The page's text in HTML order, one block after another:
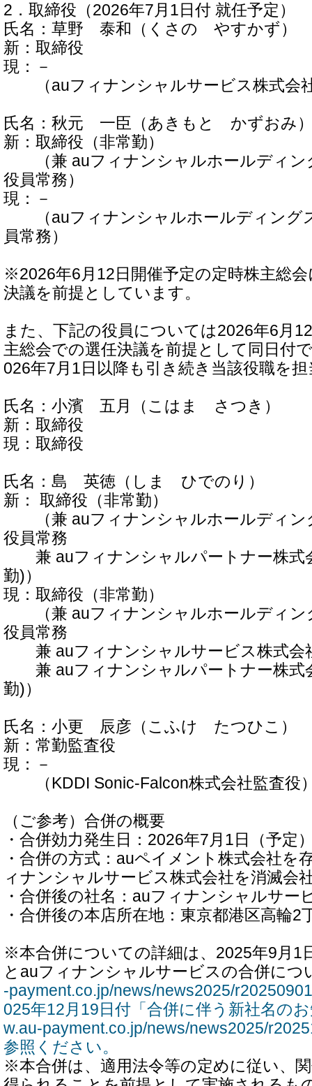
2．取締役（2026年7月1日付 就任予定）
氏名：草野 泰和（くさの やすかず）
新：取締役
現：－
（auフィナンシャルサービス株式会
氏名：秋元 一臣（あきもと かずおみ
新：取締役（非常勤）
（兼 auフィナンシャルホールディン
役員常務）
現：－
（auフィナンシャルホールディング
員常務）
※2026年6月12日開催予定の定時株主総
決議を前提としています。
また、下記の役員については2026年6月
主総会での選任決議を前提として同日付
026年7月1日以降も引き続き当該役職を
氏名：小濱 五月（こはま さつき）
新：取締役
現：取締役
氏名：島 英徳（しま ひでのり）
新： 取締役（非常勤）
（兼 auフィナンシャルホールディン
役員常務
兼 auフィナンシャルパートナー株式
勤)）
現：取締役（非常勤）
（兼 auフィナンシャルホールディン
役員常務
兼 auフィナンシャルサービス株式会
兼 auフィナンシャルパートナー株式
勤)）
氏名：小更 辰彦（こふけ たつひこ）
新：常勤監査役
現：－
（KDDI Sonic-Falcon株式会社監査役
（ご参考）合併の概要
・合併効力発生日：2026年7月1日（予定
・合併の方式：auペイメント株式会社を
ィナンシャルサービス株式会社を消滅会
・合併後の社名：auフィナンシャルサー
・合併後の本店所在地：東京都港区高輪2
※本合併についての詳細は、2025年9月1
とauフィナンシャルサービスの合併につ
-payment.co.jp/news/news2025/
025年12月19日付「合併に伴う新社名の
w.au-payment.co.jp/news/news2025/
参照ください。
※本合併は、適用法令等の定めに従い、